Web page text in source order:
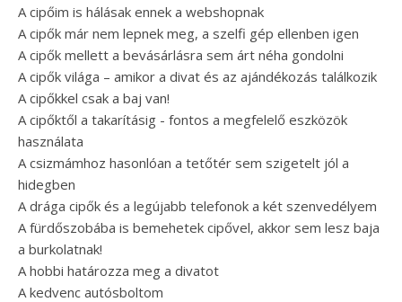
A cipőim is hálásak ennek a webshopnak
A cipők már nem lepnek meg, a szelfi gép ellenben igen
A cipők mellett a bevásárlásra sem árt néha gondolni
A cipők világa – amikor a divat és az ajándékozás találkozik
A cipőkkel csak a baj van!
A cipőktől a takarításig - fontos a megfelelő eszközök
használata
A csizmámhoz hasonlóan a tetőtér sem szigetelt jól a
hidegben
A drága cipők és a legújabb telefonok a két szenvedélyem
A fürdőszobába is bemehetek cipővel, akkor sem lesz baja
a burkolatnak!
A hobbi határozza meg a divatot
A kedvenc autósboltom